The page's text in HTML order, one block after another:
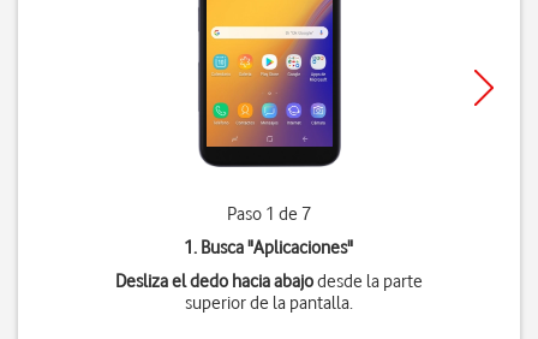
Paso 1 de 7
1. Busca "Aplicaciones"
Desliza el dedo hacia abajodesde la parte
superior de la pantalla.